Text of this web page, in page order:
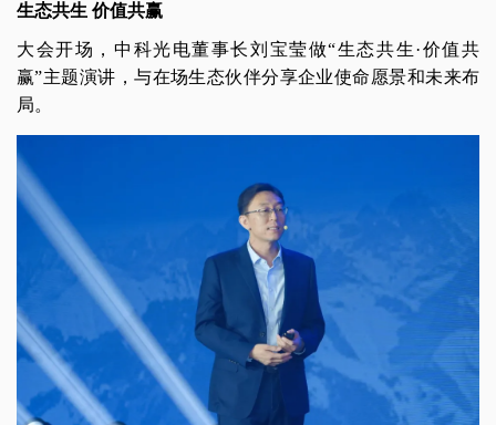
生态共生 价值共赢
大会开场，中科光电董事长刘宝莹做“生态共生·价值共
赢”主题演讲，与在场生态伙伴分享企业使命愿景和未来布
局。